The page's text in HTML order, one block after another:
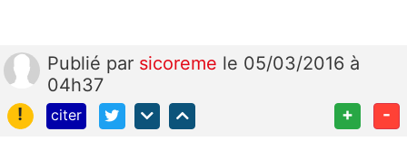
Publié par sicoreme le 05/03/2016 à
04h37
!
citer + -